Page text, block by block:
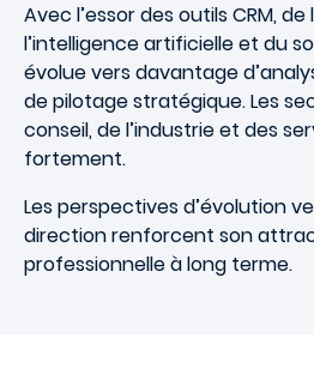
Avec l’essor des outils CRM,
l’intelligence artificielle et du
évolue vers davantage
de pilotage stratégique. Les
conseil, de l’industrie et des
fortement.
Les perspectives d’évolution
direction renforcent son
professionnelle à long terme.